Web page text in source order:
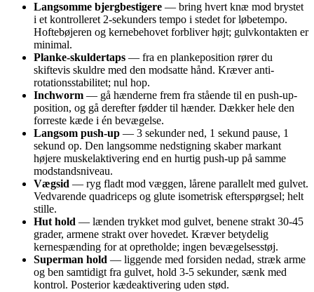
Langsomme bjergbestigere — bring hvert knæ mod brystet
i et kontrolleret 2-sekunders tempo i stedet for løbetempo.
Hoftebøjeren og kernebehovet forbliver højt; gulvkontakten er
minimal.
Planke-skuldertaps — fra en plankeposition rører du
skiftevis skuldre med den modsatte hånd. Kræver anti-
rotationsstabilitet; nul hop.
Inchworm — gå hænderne frem fra stående til en push-up-
position, og gå derefter fødder til hænder. Dækker hele den
forreste kæde i én bevægelse.
Langsom push-up — 3 sekunder ned, 1 sekund pause, 1
sekund op. Den langsomme nedstigning skaber markant
højere muskelaktivering end en hurtig push-up på samme
modstandsniveau.
Vægsid — ryg fladt mod væggen, lårene parallelt med gulvet.
Vedvarende quadriceps og glute isometrisk efterspørgsel; helt
stille.
Hut hold — lænden trykket mod gulvet, benene strakt 30-45
grader, armene strakt over hovedet. Kræver betydelig
kernespænding for at opretholde; ingen bevægelsesstøj.
Superman hold — liggende med forsiden nedad, stræk arme
og ben samtidigt fra gulvet, hold 3-5 sekunder, sænk med
kontrol. Posterior kædeaktivering uden stød.